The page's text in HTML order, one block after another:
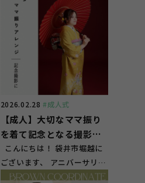
です！ ...
2026.02.28#成人式
【成人】大切なママ振り
を着て記念となる撮影！
【森町】
こんにちは！ 袋井市堀越に
ございます、 アニバーサリー
スタジオ ガーネット袋井店